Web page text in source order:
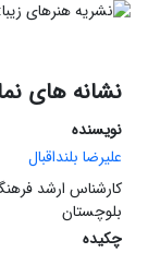
نشانه های
نویسنده
علیرضا بلنداقبال
کارشناس ارشد
بلوچستان
چکیده